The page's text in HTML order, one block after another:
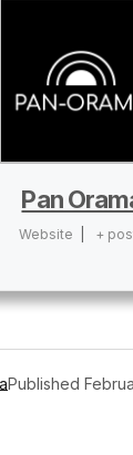
Pan
Website +
Published